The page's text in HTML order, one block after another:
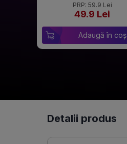
PRP: 59.9 Lei
49.9 Lei
Adaugă în coș
Detalii produs